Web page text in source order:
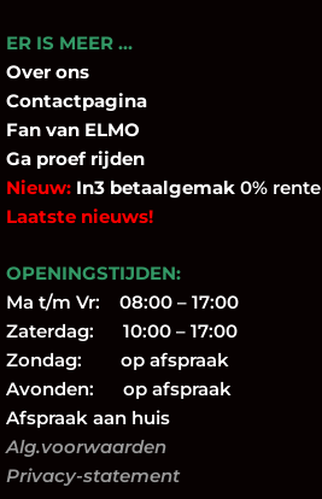
ER IS MEER …
Over ons
Contactpagina
Fan van ELMO
Ga proef rijden
Nieuw: In3 betaalgemak 0% rente
Laatste nieuws!
OPENINGSTIJDEN:
Ma t/m Vr: 08:00 – 17:00
Zaterdag: 10:00 – 17:00
Zondag: op afspraak
Avonden: op afspraak
Afspraak aan huis
Alg.voorwaarden
Privacy-statement